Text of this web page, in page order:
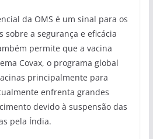
da OMS é um sinal para os
sobre a segurança e eficácia
permite que a vacina
Covax, o programa global
principalmente para
enfrenta grandes
devido à suspensão das
pela Índia.